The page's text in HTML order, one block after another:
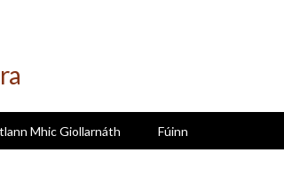
Mhic Giollarnáth Fúinn